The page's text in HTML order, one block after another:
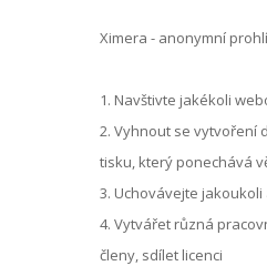
Ximera - anonymní
1. Navštivte jakékoli
2. Vyhnout se vytvoření
tisku, který ponechává
3. Uchovávejte
4. Vytvářet různá
členy, sdílet licenci